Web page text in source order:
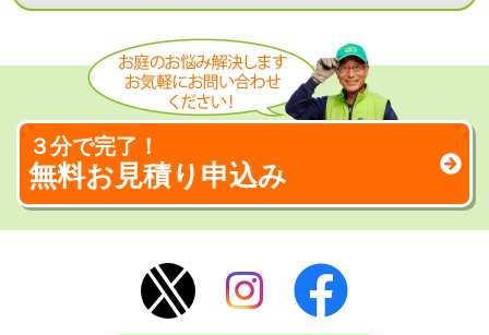
３分で完了！
無料お見積り申込み